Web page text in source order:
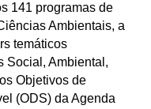
141 programas de
Ambientais, a
temáticos
Social, Ambiental,
Objetivos de
(ODS) da Agenda